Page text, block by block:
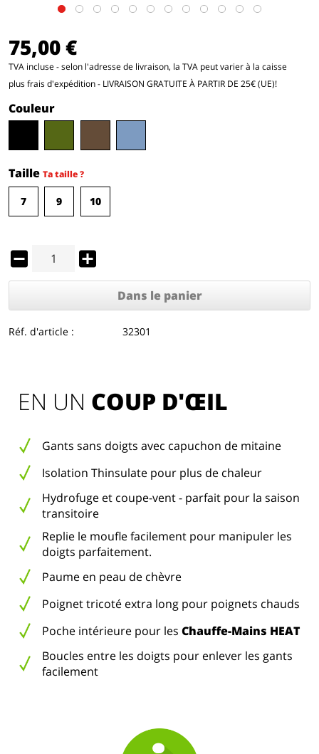
75,00 €
TVA incluse - selon l'adresse de livraison, la TVA peut varier à la caisse
plus frais d'expédition- LIVRAISON GRATUITE À PARTIR DE 25€ (UE)!
Couleur
Taille Ta taille ?
7 9 10
Dans le panier
Réf. d'article : 32301
EN UN COUP D'ŒIL
Gants sans doigts avec capuchon de mitaine
Isolation Thinsulate pour plus de chaleur
Hydrofuge et coupe-vent - parfait pour la saison
transitoire
Replie le moufle facilement pour manipuler les
doigts parfaitement.
Paume en peau de chèvre
Poignet tricoté extra long pour poignets chauds
Poche intérieure pour les Chauffe-Mains HEAT
Boucles entre les doigts pour enlever les gants
facilement